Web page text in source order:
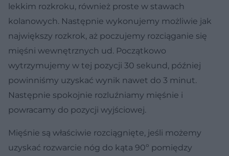
lekkim rozkroku, również proste w stawach
kolanowych. Następnie wykonujemy możliwie jak
największy rozkrok, aż poczujemy rozciąganie się
mięśni wewnętrznych ud. Początkowo
wytrzymujemy w tej pozycji 30 sekund, później
powinniśmy uzyskać wynik nawet do 3 minut.
Następnie spokojnie rozluźniamy mięśnie i
powracamy do pozycji wyjściowej.
Mięśnie są właściwie rozciągnięte, jeśli możemy
uzyskać rozwarcie nóg do kąta 90º pomiędzy